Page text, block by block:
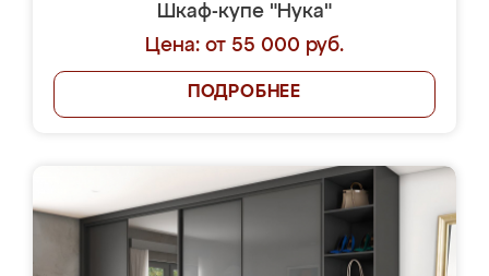
Шкаф-купе "Нука"
Цена: от 55 000 руб.
ПОДРОБНЕЕ